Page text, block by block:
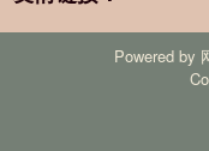
Powered by